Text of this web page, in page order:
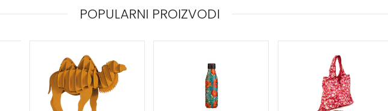
POPULARNI PROIZVODI